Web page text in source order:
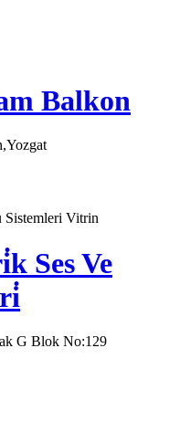
Balkon
Vitrin
Ses Ve
G Blok No:129